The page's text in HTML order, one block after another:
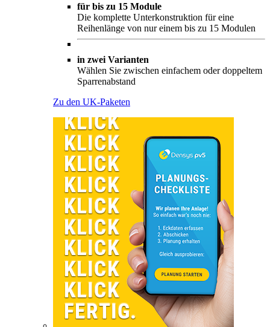
für bis zu 15 Module
Die komplette Unterkonstruktion für eine
Reihenlänge von nur einem bis zu 15 Modulen
in zwei Varianten
Wählen Sie zwischen einfachem oder doppeltem
Sparrenabstand
Zu den UK-Paketen